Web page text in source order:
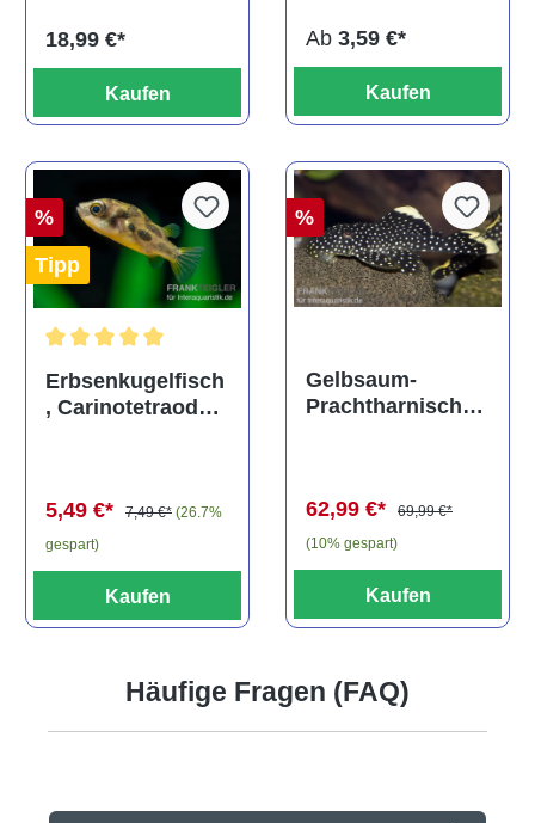
18,99 €*
Kaufen
Ab 3,59 €*
Kaufen
%
Tipp
Durchschnittliche Bewertung von 5 von 5 Sternen
Erbsenkugelfisch
, Carinotetraodon
5,49 €* 7,49 €* (26.7%
gespart)
Kaufen
%
Gelbsaum-
Prachtharnischw
62,99 €*
69,99 €*
(10% gespart)
Kaufen
Häufige Fragen (FAQ)